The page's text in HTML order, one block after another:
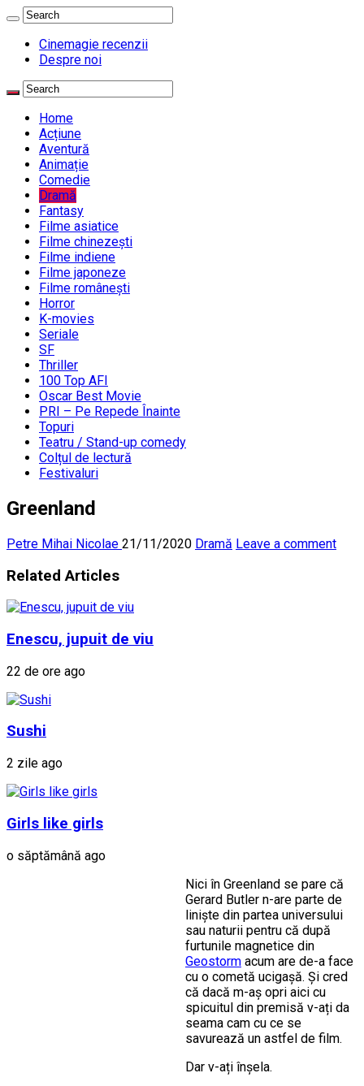
Cinemagie recenzii
Despre noi
Home
Acțiune
Aventură
Animație
Comedie
Dramă
Fantasy
Filme asiatice
Filme chinezești
Filme indiene
Filme japoneze
Filme românești
Horror
K-movies
Seriale
SF
Thriller
100 Top AFI
Oscar Best Movie
PRI – Pe Repede Înainte
Topuri
Teatru / Stand-up comedy
Colțul de lectură
Festivaluri
Greenland
Petre Mihai Nicolae 21/11/2020 Dramă Leave a comment
Related Articles
Enescu, jupuit de viu
22 de ore ago
Sushi
2 zile ago
Girls like girls
o săptămână ago
Nici în Greenland se pare că
Gerard Butler n-are parte de
liniște din partea universului
sau naturii pentru că după
furtunile magnetice din
Geostorm acum are de-a face
cu o cometă ucigașă. Și cred
că dacă m-aș opri aici cu
spicuitul din premisă v-ați da
seama cam cu ce se
savurează un astfel de film.
Dar v-ați înșela.